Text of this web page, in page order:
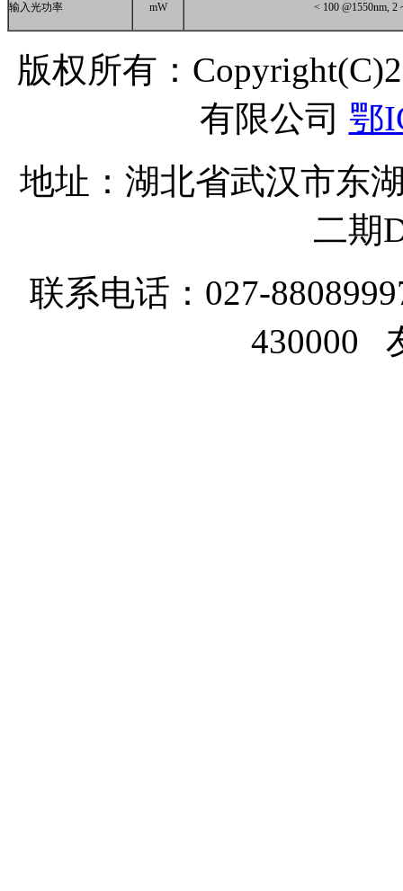
输入光功率 mW < 100 @1550nm, 2
版权所有：
有限公司 鄂
地址：湖北省武汉市东
二期
联系电话：027-
430000